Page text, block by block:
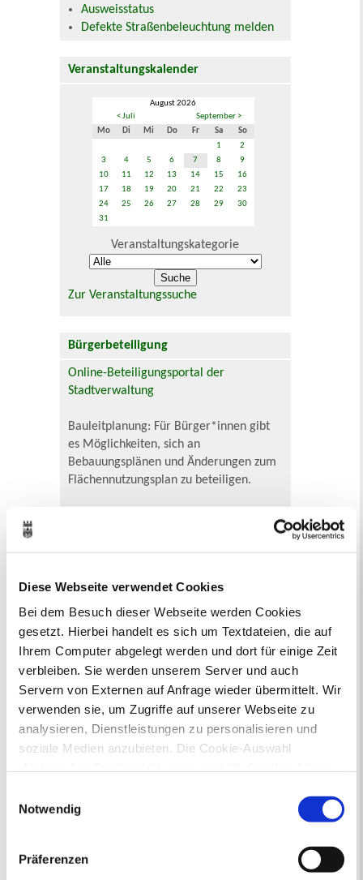
Diese Webseite verwendet Cookies
Bei dem Besuch dieser Webseite werden Cookies
gesetzt. Hierbei handelt es sich um Textdateien, die auf
Ihrem Computer abgelegt werden und dort für einige Zeit
verbleiben. Sie werden unserem Server und auch
Servern von Externen auf Anfrage wieder übermittelt. Wir
verwenden sie, um Zugriffe auf unserer Webseite zu
analysieren, Dienstleistungen zu personalisieren und
soziale Medien anzubieten. Die Cookie-Auswahl
Drittländern (USA) mit unzureichendem
Datenschutzniveau verarbeiten. Es besteht die Gefahr,
dass diese zu Kontroll- und Überwachungszwecken von
anderen missbraucht werden, ohne dass Sie sich mit
Notwendig
Präferenzen
Ausweisstatus
Defekte Straßenbeleuchtung melden
Veranstaltungskalender
August 2026
< Juli
September >
Mo
Di Mi Do Fr Sa
So
1
2
3
4 5 6 7 8
9
10
11 12 13 14 15
16
17
18 19 20 21 22
23
24
25 26 27 28 29
30
31
Veranstaltungskategorie
Zur Veranstaltungssuche
Bürgerbeteiligung
Online-Beteiligungsportal der
Stadtverwaltung
Bauleitplanung: Für Bürger*innen gibt
es Möglichkeiten, sich an
Bebauungsplänen und Änderungen zum
Flächennutzungsplan zu beteiligen.
Flächennutzungsplan-Änderungen finden
Sie hier.
Lebenslagen
Neu in Recklinghausen
Heiraten
Geburt
Sterbefall Umzug
Gewerbe
Behinderung
Arbeitslos
Senioren und Pflege
Finanzielle und soziale Notlagen
A bis Z